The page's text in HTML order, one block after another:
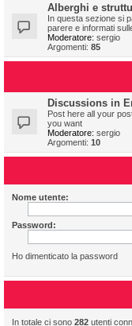
Alberghi e
In questa sezione si
parere e informati
Moderatore: sergio
Argomenti: 85
Discussions in
Post here all your
you want
Moderatore: sergio
Argomenti: 10
Nome utente:
Password:
Ho dimenticato la password
In totale ci sono 282 utenti